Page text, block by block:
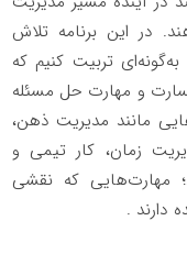
در این برنامه تلاش
تربیت کنیم که
و مهارت حل مسئله
مانند مدیریت ذهن،
زمان، کار تیمی و
مهارت‌هایی که نقشی
دارند .